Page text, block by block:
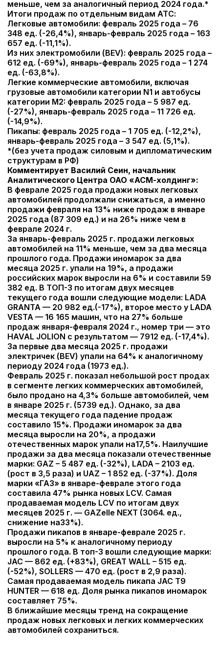
меньше, чем за аналогичный период 2024 года.*
Итоги продаж по отдельным видам АТС:
Легковые автомобили: февраль 2025 года – 76
348 ед. (-26,4%), январь-февраль 2025 года – 163
657 ед. (-11,1%).
Из них электромобили (BEV): февраль 2025 года –
612 ед. (-69%), январь-февраль 2025 года – 1 274
ед. (-63,8%).
Легкие коммерческие автомобили, включая
грузовые автомобили категории N1 и автобусы
категории M2: февраль 2025 года – 5 987 ед.
(-27%), январь-февраль 2025 года – 11 726 ед.
(-14,9%).
Пикапы: февраль 2025 года – 1 705 ед. (-12,2%),
январь-февраль 2025 года – 3 547 ед. (5,1%).
*(без учета продаж силовым и дипломатическим
структурам в РФ)
Комментирует Василий Сеин, начальник
Аналитического Центра ОАО «АСМ-холдинг»:
В феврале 2025 года продажи новых легковых
автомобилей продолжали снижаться, а именно
продажи февраля на 13% ниже продаж в январе
2025 года (87 309 ед.) и на 26% ниже чем в
феврале 2024 г.
За январь-февраль 2025 г. продажи легковых
автомобилей на 11% меньше, чем за два месяца
прошлого года. Продажи иномарок за два
месяца 2025 г. упали на 19%, а продажи
российских марок выросли на 6% и составили 59
382 ед. В ТОП-3 по итогам двух месяцев
текущего года вошли следующие модели: LADA
GRANTA — 20 982 ед.(-17%), второе место у LADA
VESTA — 16 165 машин, что на 27% больше
продаж января-февраля 2024 г., номер три — это
HAVAL JOLION с результатом — 7912 ед. (-17,4%).
За первые два месяца 2025 г. продажи
электричек (BEV) упали на 64% к аналогичному
периоду 2024 года (1973 ед.).
Февраль 2025 г. показал небольшой рост продах
в сегменте легких коммерческих автомобилей,
было продано на 4,3% больше автомобилей, чем
в январе 2025 г. (5739 ед.). Однако, за два
месяца текущего года падение продаж
составило 15%. Продажи иномарок за два
месяца выросли на 20%, а продажи
отечественных марок упали на17,5%. Наилучшие
продажи за два месяца показали отечественные
марки: GAZ – 5 487 ед. (-32%), LADA – 2103 ед.
(рост в 3,5 раза) и UAZ – 1 852 ед. (-37%). Доля
марки «ГАЗ» в январе-феврале этого года
составила 47% рынка новых LCV. Самая
продаваемая модель LCV по итогам двух
месяцев 2025 г. — GAZelle NEXT (3064. ед.,
снижение на33%).
Продажи пикапов в январе-феврале 2025 г.
выросли на 5% к аналогичному периоду
прошлого года. В топ-3 вошли следующие марки:
JAC — 862 ед. (+83%), GREAT WALL – 515 ед.
(-52%), SOLLERS — 470 ед. (рост в 2,9 раза).
Самая продаваемая модель пикапа JAC T9
HUNTER — 618 ед. Доля рынка пикапов иномарок
составляет 75%.
В ближайшие месяцы тренд на сокращение
продаж новых легковых и легких коммерческих
автомобилей сохраниться.